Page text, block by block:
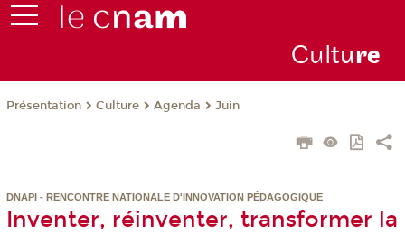
Culture
Présentation Culture Agenda Juin
DNAPI - RENCONTRE NATIONALE D'INNOVATION PÉDAGOGIQUE
Inventer, réinventer, transformer la